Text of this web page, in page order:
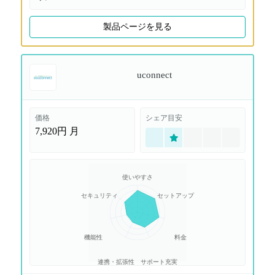
製品ページを見る
uconnect
価格
7,920円 月
シェア目安
使いやすさ
セットアップ
料金
サポート充実
連携・拡張性
機能性
セキュリティ